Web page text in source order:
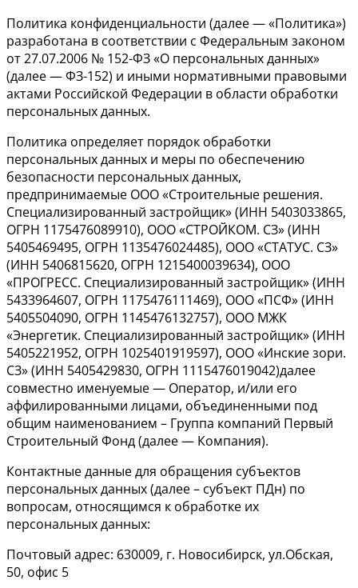
Политика конфиденциальности (далее — «Политика»)
разработана в соответствии с Федеральным законом
от 27.07.2006 № 152-ФЗ «О персональных данных»
(далее — ФЗ-152) и иными нормативными правовыми
актами Российской Федерации в области обработки
персональных данных.
Политика определяет порядок обработки
персональных данных и меры по обеспечению
безопасности персональных данных,
предпринимаемые ООО «Строительные решения.
Специализированный застройщик» (ИНН 5403033865,
ОГРН 1175476089910), ООО «СТРОЙКОМ. СЗ» (ИНН
5405469495, ОГРН 1135476024485), ООО «СТАТУС. СЗ»
(ИНН 5406815620, ОГРН 1215400039634), ООО
«ПРОГРЕСС. Специализированный застройщик» (ИНН
5433964607, ОГРН 1175476111469), ООО «ПСФ» (ИНН
5405504090, ОГРН 1145476132757), ООО МЖК
«Энергетик. Специализированный застройщик» (ИНН
5405221952, ОГРН 1025401919597), ООО «Инские зори.
СЗ» (ИНН 5405429830, ОГРН 1115476019042)далее
совместно именуемые — Оператор, и/или его
аффилированными лицами, объединенными под
общим наименованием – Группа компаний Первый
Строительный Фонд (далее — Компания).
Контактные данные для обращения субъектов
персональных данных (далее – субъект ПДн) по
вопросам, относящимся к обработке их
персональных данных:
Почтовый адрес: 630009, г. Новосибирск, ул.Обская,
50, офис 5